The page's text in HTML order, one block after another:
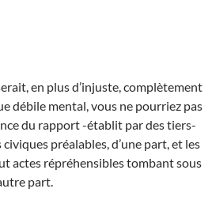
en plus d’injuste, complètement
débile mental, vous ne pourriez pas
du rapport -établit par des tiers-
préalables, d’une part, et les
actes répréhensibles tombant sous
part.